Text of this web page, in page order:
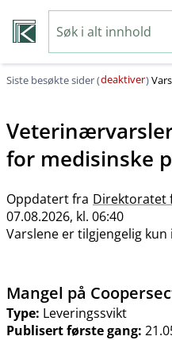
Siste besøkte sider (deaktiver)
for medisinske
Oppdatert fra Direktoratet
07.08.2026, kl. 06:40
Varslene er tilgjengelig
Mangel på
Type: Leveringssvikt
Publisert første gang: